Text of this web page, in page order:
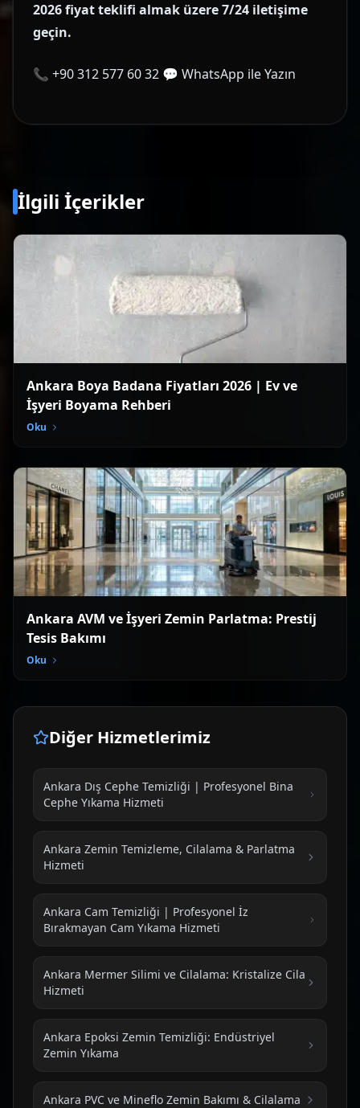
2026 fiyat teklifi almak üzere 7/24 iletişime
geçin.
📞 +90 312 577 60 32 💬 WhatsApp ile Yazın
İlgili İçerikler
Ankara Boya Badana Fiyatları 2026 | Ev ve
İşyeri Boyama Rehberi
Oku
Ankara AVM ve İşyeri Zemin Parlatma: Prestij
Tesis Bakımı
Oku
Diğer Hizmetlerimiz
Ankara Dış Cephe Temizliği | Profesyonel Bina
Cephe Yıkama Hizmeti
Ankara Zemin Temizleme, Cilalama & Parlatma
Hizmeti
Ankara Cam Temizliği | Profesyonel İz
Bırakmayan Cam Yıkama Hizmeti
Ankara Mermer Silimi ve Cilalama: Kristalize Cila
Hizmeti
Ankara Epoksi Zemin Temizliği: Endüstriyel
Zemin Yıkama
Ankara PVC ve Mineflo Zemin Bakımı & Cilalama